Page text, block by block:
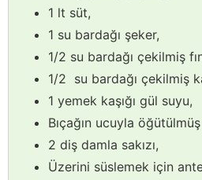
1 lt süt,
1 su bardağı şeker,
1/2 su bardağı çekilmiş
1/2 su bardağı çekilmiş
1 yemek kaşığı gül suyu,
Bıçağın ucuyla
2 diş damla sakızı,
Üzerini süslemek için